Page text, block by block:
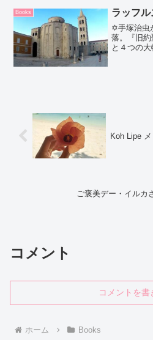
お話しま
Books ラッフ
✡手塚治虫
落。『旧約
と４つの
Koh Lipe
ご褒美デー・イルカ
コメント
コメントを書
ホーム Books